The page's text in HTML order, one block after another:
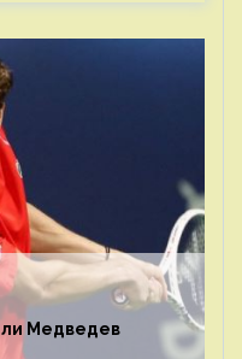
ли Медведев